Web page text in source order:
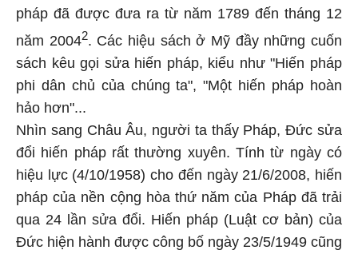
pháp đã được đưa ra từ năm 1789 đến tháng 12
năm 20042. Các hiệu sách ở Mỹ đầy những cuốn
sách kêu gọi sửa hiến pháp, kiểu như "Hiến pháp
phi dân chủ của chúng ta", "Một hiến pháp hoàn
hảo hơn"...
Nhìn sang Châu Âu, người ta thấy Pháp, Đức sửa
đổi hiến pháp rất thường xuyên. Tính từ ngày có
hiệu lực (4/10/1958) cho đến ngày 21/6/2008, hiến
pháp của nền cộng hòa thứ năm của Pháp đã trải
qua 24 lần sửa đổi. Hiến pháp (Luật cơ bản) của
Đức hiện hành được công bố ngày 23/5/1949 cũng